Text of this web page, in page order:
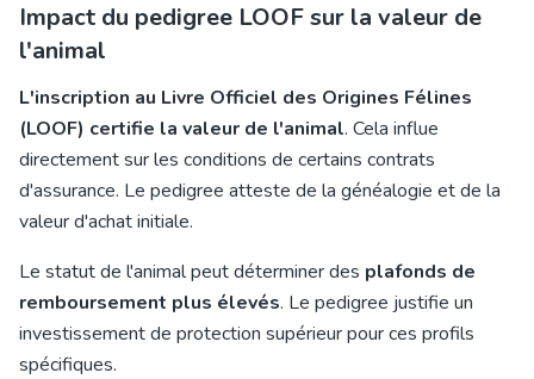
Impact du pedigree LOOF sur la valeur de
l'animal
L'inscription au Livre Officiel des Origines Félines
(LOOF) certifie la valeur de l'animal. Cela influe
directement sur les conditions de certains contrats
d'assurance. Le pedigree atteste de la généalogie et de la
valeur d'achat initiale.
Le statut de l'animal peut déterminer des plafonds de
remboursement plus élevés. Le pedigree justifie un
investissement de protection supérieur pour ces profils
spécifiques.